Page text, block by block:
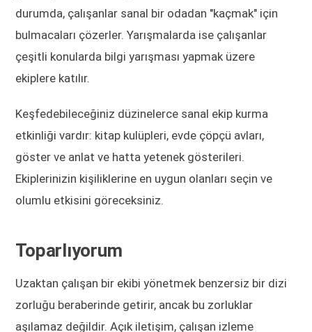
durumda, çalışanlar sanal bir odadan "kaçmak" için
bulmacaları çözerler. Yarışmalarda ise çalışanlar
çeşitli konularda bilgi yarışması yapmak üzere
ekiplere katılır.
Keşfedebileceğiniz düzinelerce sanal ekip kurma
etkinliği vardır: kitap kulüpleri, evde çöpçü avları,
göster ve anlat ve hatta yetenek gösterileri.
Ekiplerinizin kişiliklerine en uygun olanları seçin ve
olumlu etkisini göreceksiniz.
Toparlıyorum
Uzaktan çalışan bir ekibi yönetmek benzersiz bir dizi
zorluğu beraberinde getirir, ancak bu zorluklar
aşılamaz değildir. Açık iletişim, çalışan izleme